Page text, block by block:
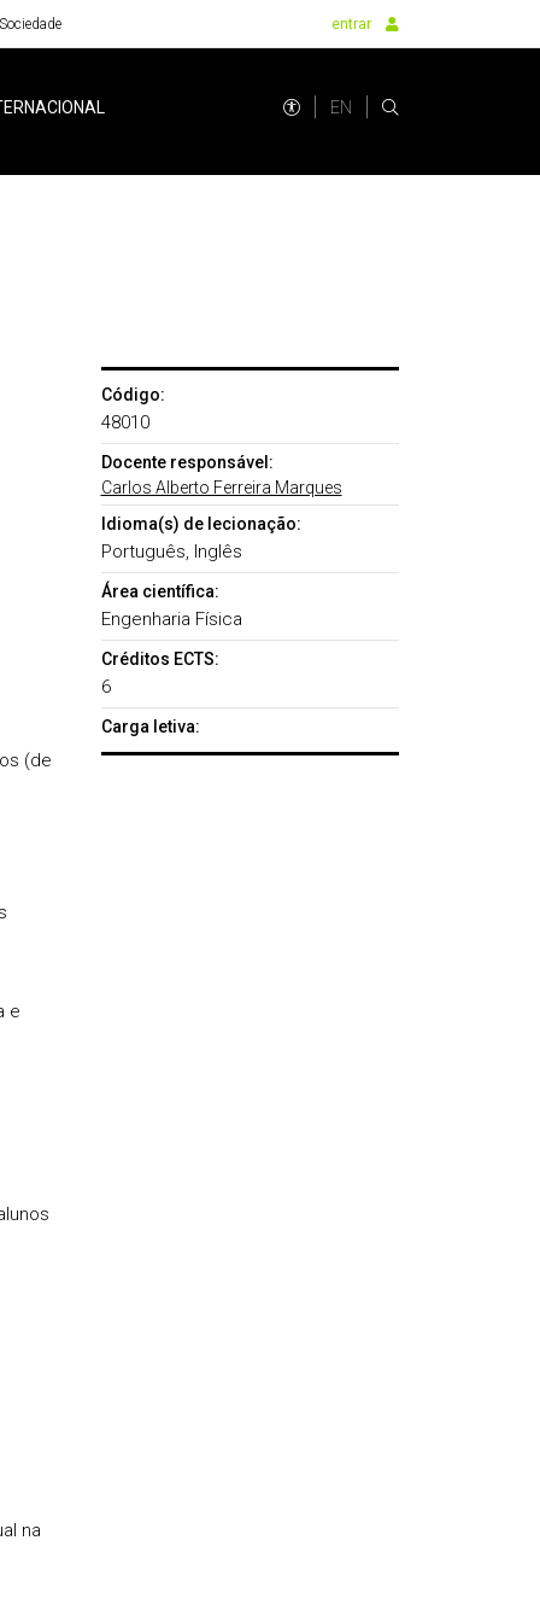
Sociedade entrar
EN
(de
e
na
Código:
48010
Docente responsável:
Carlos Alberto Ferreira Marques
Idioma(s) de lecionação:
Português, Inglês
Área científica:
Engenharia Física
Créditos ECTS:
6
Carga letiva: